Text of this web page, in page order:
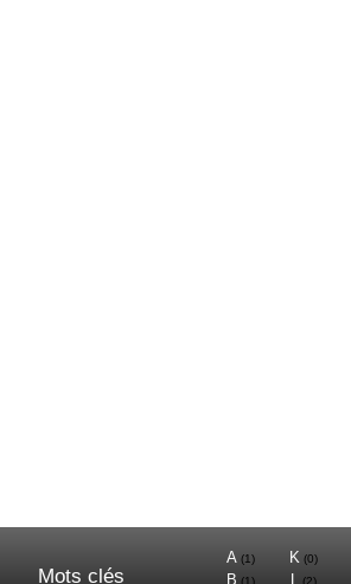
Mots clés
A (1)
B (1)
K (0)
(2)